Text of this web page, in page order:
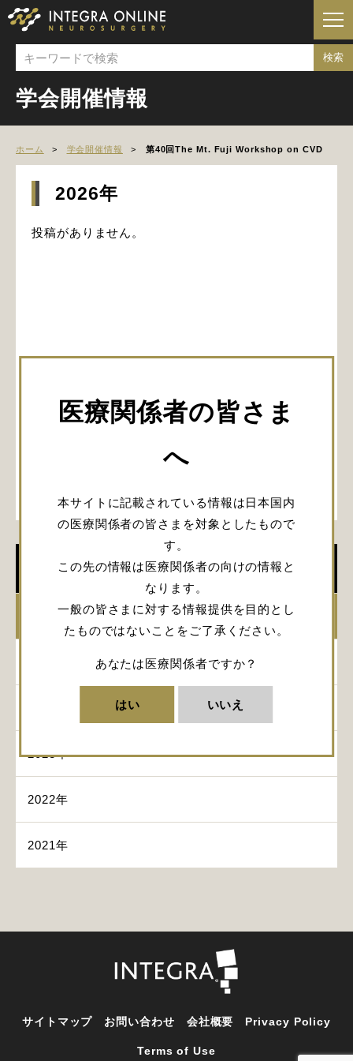
医療関係者の皆さま
へ
本サイトに記載されている情報は日本国内
の医療関係者の皆さまを対象としたもので
す。
この先の情報は医療関係者の向けの情報と
なります。
一般の皆さまに対する情報提供を目的とし
たものではないことをご了承ください。
あなたは医療関係者ですか？
はい いいえ
学会開催情報
ホーム 学会開催情報 第40回The Mt. Fuji Workshop on CVD
学会開催情報
2023年
2022年
2021年
2026年
投稿がありません。
サイトマップ お問い合わせ 会社概要 Privacy Policy
Terms of Use